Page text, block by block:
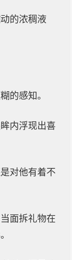
的浓稠液
的感知。
内浮现出喜
对他有着不
面拆礼物在